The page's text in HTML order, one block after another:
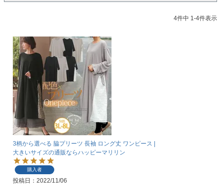
4件中 1-4件表示
3柄から選べる 脇プリーツ 長袖 ロング丈 ワンピース |
大きいサイズの通販ならハッピーマリリン
購入者
投稿日 2022/11/06